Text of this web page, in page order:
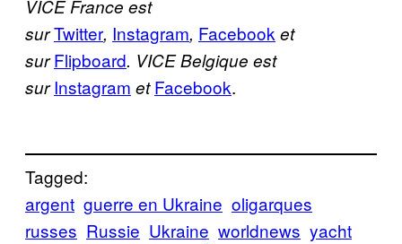
VICE France est
surTwitter, Instagram, Facebook et
sur Flipboard. VICE Belgique est
sur Instagram et Facebook.
Tagged:
argent guerre en Ukraine oligarques
russes Russie Ukraine worldnews yacht